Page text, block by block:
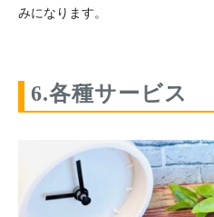
みになります。
6.各種サービス